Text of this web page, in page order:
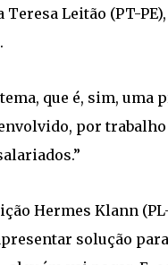
Leitão (PT-
que é, sim, uma
por
Hermes Klann
solução